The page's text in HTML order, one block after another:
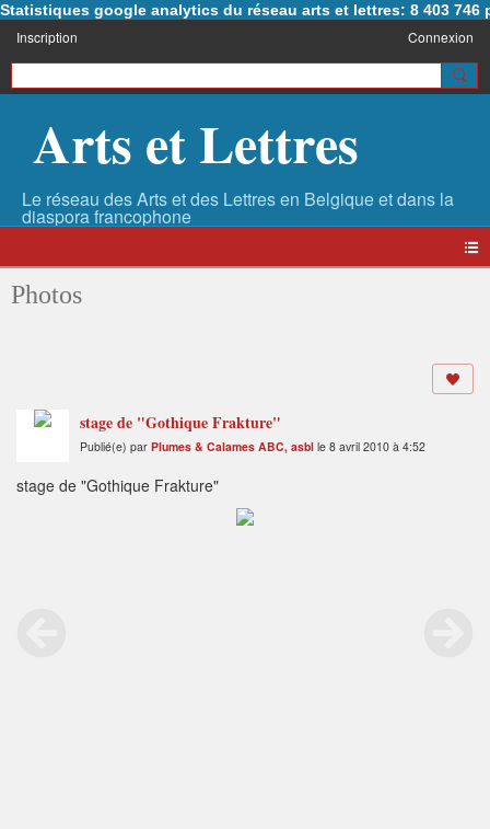
Statistiques google analytics du réseau arts et lettres: 8 403 746
Inscription Connexion
Arts et Lettres
Photos
stage de "Gothique Frakture"
Publié(e) par Plumes & Calames ABC, asbl le 8 avril 2010 à 4:52
stage de "Gothique Frakture"